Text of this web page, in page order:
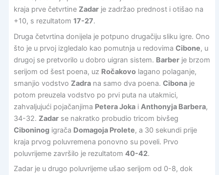
kraja prve četvrtine Zadarje zadržao prednost i otišao na
+10, s rezultatom 17-27.
Druga četvrtina donijela je potpuno drugačiju sliku igre. Ono
što je u prvoj izgledalo kao pomutnja u redovima Cibone, u
drugoj se pretvorilo u dobro uigran sistem. Barberje brzom
serijom od šest poena, uz Ročakovolagano polaganje,
smanjio vodstvo Zadrana samo dva poena. Cibonaje
potom preuzela vodstvo po prvi puta na utakmici,
zahvaljujući pojačanjima Petera Jokai Anthonyja Barbera,
34-32. Zadarse nakratko probudio tricom bivšeg
Ciboninogigrača Domagoja Prolete, a 30 sekundi prije
kraja prvog poluvremena ponovno su poveli. Prvo
poluvrijeme završilo je rezultatom 40-42.
Zadar je u drugo poluvrijeme ušao serijom od 0-8, dok